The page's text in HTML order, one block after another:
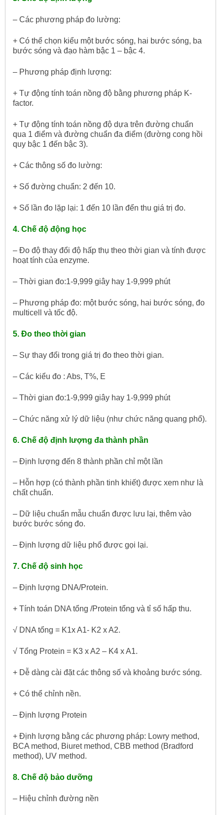
– Các phương pháp đo lường:
+ Có thể chọn kiểu một bước sóng, hai bước sóng, ba
bước sóng và đạo hàm bậc 1 – bậc 4.
– Phương pháp định lượng:
+ Tự động tính toán nồng độ bằng phương pháp K-
factor.
+ Tự động tính toán nồng độ dựa trên đường chuẩn
qua 1 điểm và đường chuẩn đa điểm (đường cong hồi
quy bậc 1 đến bậc 3).
+ Các thông số đo lường:
+ Số đường chuẩn: 2 đến 10.
+ Số lần đo lặp lại: 1 đến 10 lần đển thu giá trị đo.
4. Chế độ động học
– Đo độ thay đổi độ hấp thụ theo thời gian và tính được
hoạt tính của enzyme.
– Thời gian đo:1-9,999 giây hay 1-9,999 phút
– Phương pháp đo: một bước sóng, hai bước sóng, đo
multicell và tốc độ.
5. Đo theo thời gian
– Sự thay đổi trong giá trị đo theo thời gian.
– Các kiểu đo : Abs, T%, E
– Thời gian đo:1-9,999 giây hay 1-9,999 phút
– Chức năng xử lý dữ liệu (như chức năng quang phổ).
6. Chế độ định lượng đa thành phần
– Định lượng đến 8 thành phần chỉ một lần
– Hỗn hợp (có thành phần tinh khiết) được xem như là
chất chuẩn.
– Dữ liệu chuẩn mẫu chuẩn được lưu lại, thêm vào
bước bước sóng đo.
– Định lượng dữ liệu phổ được gọi lại.
7. Chế độ sinh học
– Định lượng DNA/Protein.
+ Tính toán DNA tổng /Protein tổng và tỉ số hấp thu.
√ DNA tổng = K1x A1- K2 x A2.
√ Tổng Protein = K3 x A2 – K4 x A1.
+ Dễ dàng cài đặt các thông số và khoảng bước sóng.
+ Có thể chỉnh nền.
– Định lượng Protein
+ Định lượng bằng các phương pháp: Lowry method,
BCA method, Biuret method, CBB method (Bradford
method), UV method.
8. Chế độ bảo dưỡng
– Hiệu chỉnh đường nền